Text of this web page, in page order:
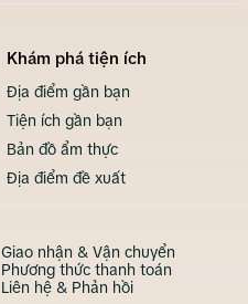
Khám phá tiện ích
Địa điểm gần bạn
Tiện ích gần bạn
Bản đồ ẩm thực
Địa điểm đề xuất
Giao nhận & Vận chuyển
Phương thức thanh toán
Liên hệ & Phản hồi